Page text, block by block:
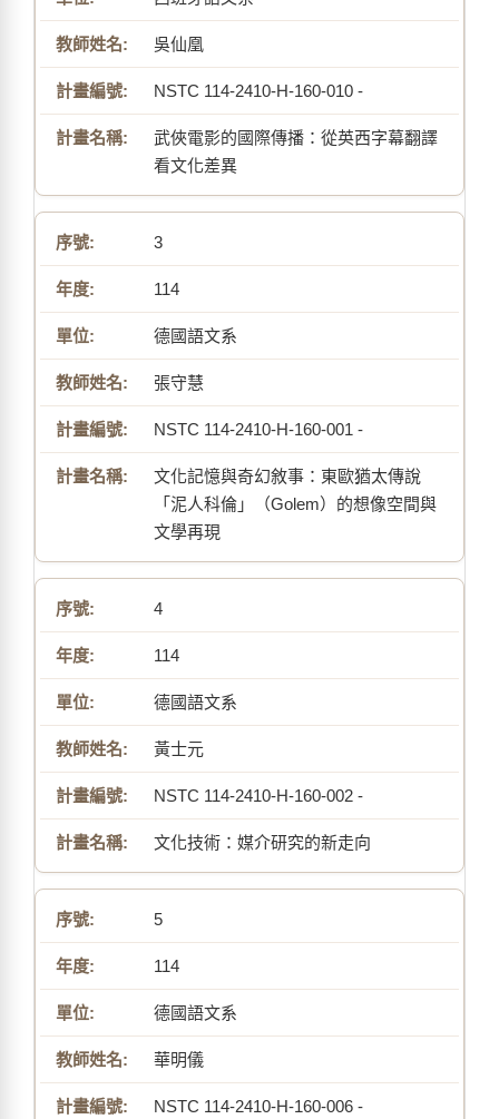
吳仙凰
NSTC 114-2410-H-160-010 -
武俠電影的國際傳播：從英西字幕翻譯
看文化差異
3
114
德國語文系
張守慧
NSTC 114-2410-H-160-001 -
文化記憶與奇幻敘事：東歐猶太傳說
「泥人科倫」（Golem）的想像空間與
文學再現
4
114
德國語文系
黃士元
NSTC 114-2410-H-160-002 -
文化技術：媒介研究的新走向
5
114
德國語文系
華明儀
NSTC 114-2410-H-160-006 -